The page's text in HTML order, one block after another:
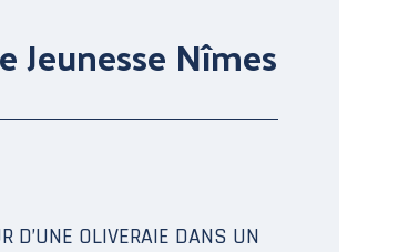
Jeunesse Nîmes
D’UNE OLIVERAIE DANS UN